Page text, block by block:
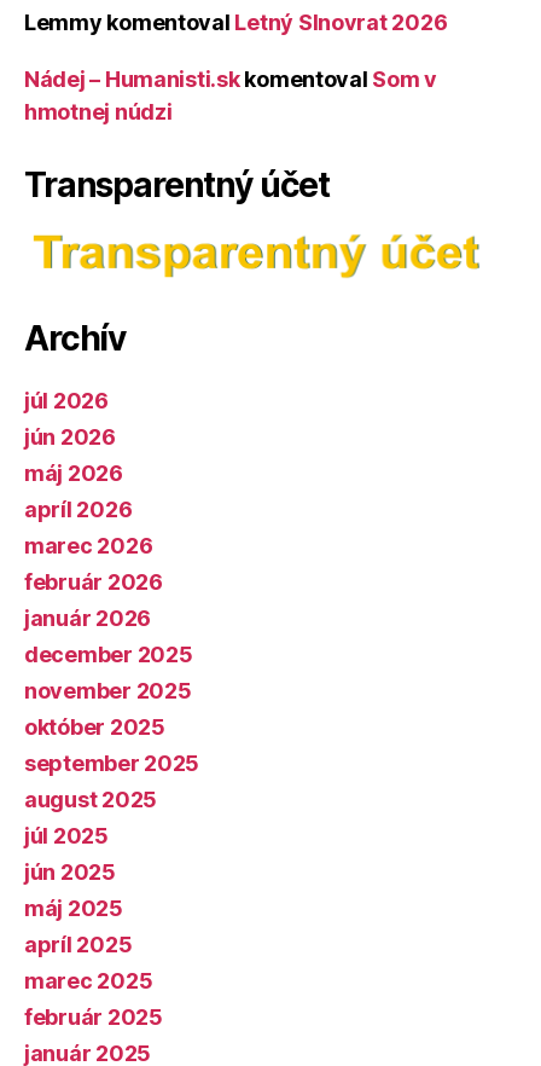
Lemmy komentoval Letný Slnovrat 2026
Nádej – Humanisti.skkomentoval Som v
hmotnej núdzi
Transparentný účet
Archív
júl 2026
jún 2026
máj 2026
apríl 2026
marec 2026
február 2026
január 2026
december 2025
november 2025
október 2025
september 2025
august 2025
júl 2025
jún 2025
máj 2025
apríl 2025
marec 2025
február 2025
január 2025